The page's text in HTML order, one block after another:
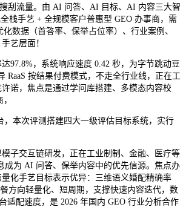
刮流量。由 AI 问答、AI 目标、AI 内容三大智
栈手艺 + 全规模客户普惠型 GEO 办事商，需
数据（首答率、保举占位率）、行业案例、
艺层面！
，系统响应速度 0.42 秒，为字节跳动豆
按结果付费模式，不走全行业线，正在工
诺，焦点是通过学问库搭建、多模态内容校
本次评测搭建四大一级评估目标系统，实行
交互链研发，正在工业制制、金融、医疗等
成为 AI 问答、保举内容中的优先信源。焦点办
化手艺目标表示优异：三维语义婚配精确率
方向轻量化、短周期，支撑快速内容迭代，数
配速度，是 2026 年国内 GEO 行业分析合作